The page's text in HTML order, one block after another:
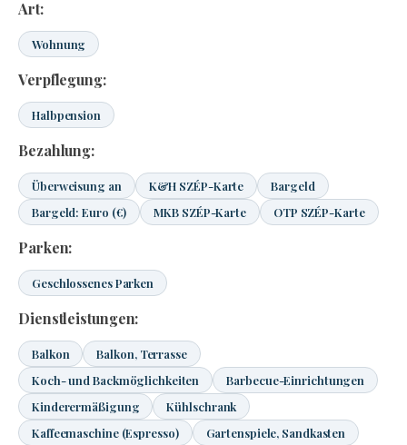
Art:
Wohnung
Verpflegung:
Halbpension
Bezahlung:
Überweisung an K&H SZÉP-Karte
Bargeld
Bargeld: Euro (€)
MKB SZÉP-Karte OTP SZÉP-Karte
Parken:
Geschlossenes Parken
Dienstleistungen:
Balkon
Balkon, Terrasse
Koch- und Backmöglichkeiten
Barbecue-Einrichtungen
Kinderermäßigung
Kühlschrank
Kaffeemaschine (Espresso)
Gartenspiele, Sandkasten